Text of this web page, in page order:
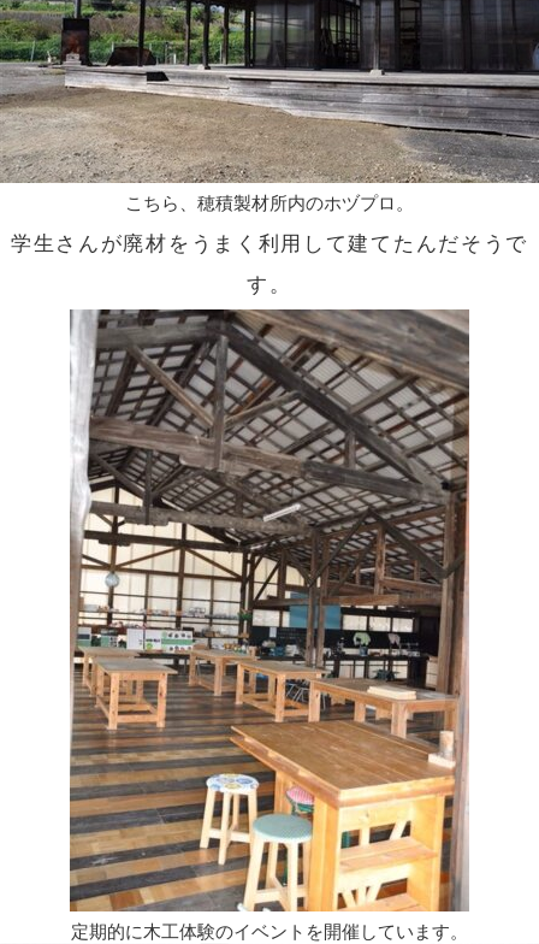
こちら、穂積製材所内のホヅプロ。
学生さんが廃材をうまく利用して建てたんだそうで
す。
定期的に木工体験のイベントを開催しています。